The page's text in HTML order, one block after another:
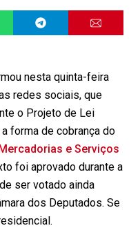
nesta quinta-feira
redes sociais, que
o Projeto de Lei
forma de cobrança do
e Serviços
foi aprovado durante a
ser votado ainda
dos Deputados. Se